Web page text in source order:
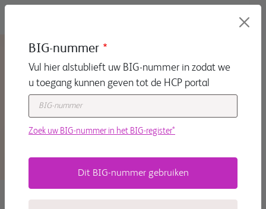
Overslaan en naar de inhoud gaan
Het BMS portaal is het
startpunt voor medisch
BIG-nummer
Vul hier alstublieft uw BIG-nummer in zodat we
u toegang kunnen geven tot de HCP portal
Zoek uw BIG-nummer in het BIG-register*